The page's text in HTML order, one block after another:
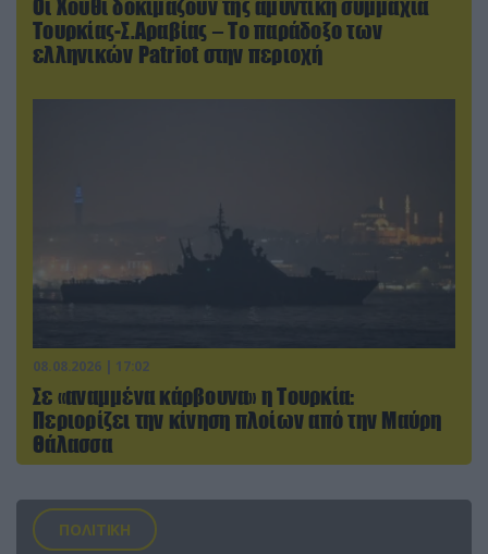
Οι Χούθι δοκιμάζουν της αμυντική συμμαχία
Τουρκίας-Σ.Αραβίας – Το παράδοξο των
ελληνικών Patriot στην περιοχή
08.08.2026 | 17:02
Σε «αναμμένα κάρβουνα» η Τουρκία:
Περιορίζει την κίνηση πλοίων από την Μαύρη
Θάλασσα
ΠΟΛΙΤΙΚΗ